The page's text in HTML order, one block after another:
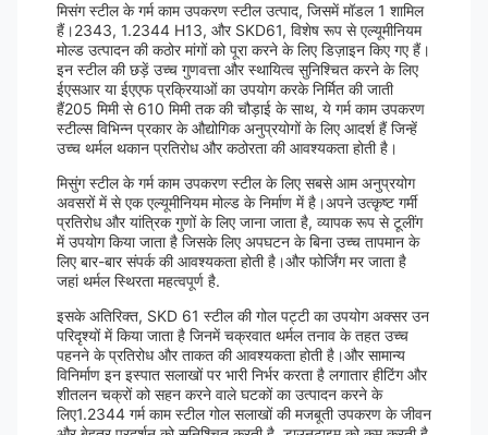
मिसंग स्टील के गर्म काम उपकरण स्टील उत्पाद, जिसमें मॉडल 1 शामिल
हैं।2343, 1.2344 H13, और SKD61, विशेष रूप से एल्यूमीनियम
मोल्ड उत्पादन की कठोर मांगों को पूरा करने के लिए डिज़ाइन किए गए हैं।
इन स्टील की छड़ें उच्च गुणवत्ता और स्थायित्व सुनिश्चित करने के लिए
ईएसआर या ईएएफ प्रक्रियाओं का उपयोग करके निर्मित की जाती
हैं205 मिमी से 610 मिमी तक की चौड़ाई के साथ, ये गर्म काम उपकरण
स्टील्स विभिन्न प्रकार के औद्योगिक अनुप्रयोगों के लिए आदर्श हैं जिन्हें
उच्च थर्मल थकान प्रतिरोध और कठोरता की आवश्यकता होती है।
मिसुंग स्टील के गर्म काम उपकरण स्टील के लिए सबसे आम अनुप्रयोग
अवसरों में से एक एल्यूमीनियम मोल्ड के निर्माण में है।अपने उत्कृष्ट गर्मी
प्रतिरोध और यांत्रिक गुणों के लिए जाना जाता है, व्यापक रूप से टूलींग
में उपयोग किया जाता है जिसके लिए अपघटन के बिना उच्च तापमान के
लिए बार-बार संपर्क की आवश्यकता होती है।और फोर्जिंग मर जाता है
जहां थर्मल स्थिरता महत्वपूर्ण है.
इसके अतिरिक्त, SKD 61 स्टील की गोल पट्टी का उपयोग अक्सर उन
परिदृश्यों में किया जाता है जिनमें चक्रवात थर्मल तनाव के तहत उच्च
पहनने के प्रतिरोध और ताकत की आवश्यकता होती है।और सामान्य
विनिर्माण इन इस्पात सलाखों पर भारी निर्भर करता है लगातार हीटिंग और
शीतलन चक्रों को सहन करने वाले घटकों का उत्पादन करने के
लिए1.2344 गर्म काम स्टील गोल सलाखों की मजबूती उपकरण के जीवन